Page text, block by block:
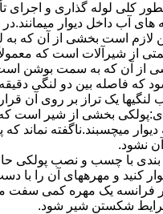
کلی لوله گذاری و اجرای
های آب داخل دیوار
است بخشی از آن که به
از شیرآلات است که
از آن که به سمت بوشن است
که فاصله بین دو لنگی دقیقه
یک تراز بر روی آن قرار
بخشی از شیر است
میچسبند.ناگفته نماند
نشود.
با چسب و نصب پولکی
کنید و مهرههای آن را
آچار فرانسه یک مهره
شکستن شیر شود.